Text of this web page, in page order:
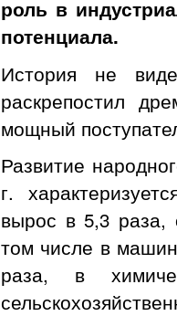
роль в
потенциала.
История не
раскрепостил
мощный
Развитие
г.
вырос в 5,3
том числе в
раза, в